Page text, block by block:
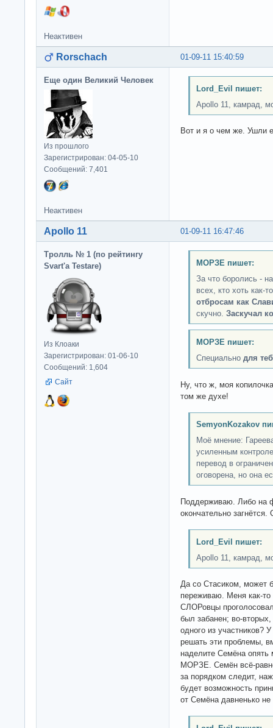
Неактивен
01-09-11 15:40:59
Rorschach
Еще один Великий Человек
Из прошлого
Зарегистрирован: 04-05-10
Сообщений: 7,401
Lord_Evil пишет:
Apollo 11, камрад,
Вот и я о чем же. Ушли
Неактивен
01-09-11 16:47:46
Apollo 11
Тролль № 1 (по рейтингу
Svart'а Testare)
Из Клоаки
Зарегистрирован: 01-06-10
Сообщений: 1,604
Сайт
МОРЗЕ пишет:
За что боролись -
всех, кто хоть как-
отбросам как
скучно. Заскучал
МОРЗЕ пишет:
Специально для
Ну, что ж, моя
том же духе!
SemyonKozakov
Моё мнение:
усиленным
перевод в
оговорена, но она
Поддерживаю. Либо на
окончательно
Lord_Evil пишет:
Apollo 11, камрад,
Да со Стасиком, может
переживаю. Меня как-
СЛОРовцы
был забанен; во-
одного из участников?
решать эти проблемы,
наделите Семёна
МОРЗЕ. Семён всё-
за порядком следит,
будет возможность
от Семёна давненько